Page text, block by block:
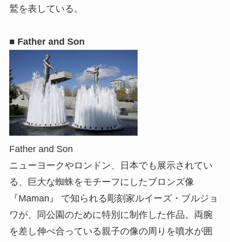
鷲を表している。
■ Father and Son
Father and Son
ニューヨークやロンドン、日本でも展示されてい
る、巨大な蜘蛛をモチーフにしたブロンズ像
『Maman』 で知られる彫刻家ルイーズ・ブルジョ
ワが、同公園のために特別に制作した作品。両腕
を差し伸べ合っている親子の像の周りを噴水が囲